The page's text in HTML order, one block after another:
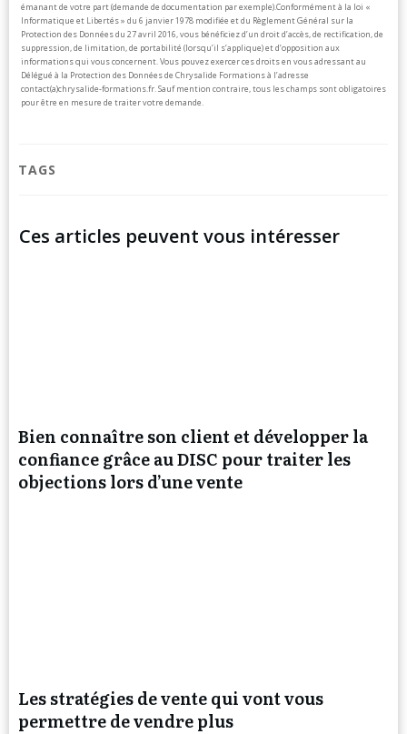
émanant de votre part (demande de documentation par exemple).Conformément à la loi «
Informatique et Libertés » du 6 janvier 1978 modifiée et du Règlement Général sur la
Protection des Données du 27 avril 2016, vous bénéficiez d’un droit d’accès, de rectification, de
suppression, de limitation, de portabilité (lorsqu’il s’applique) et d’opposition aux
informations qui vous concernent. Vous pouvez exercer ces droits en vous adressant au
Délégué à la Protection des Données de Chrysalide Formations à l’adresse
contact(a)chrysalide-formations.fr.Sauf mention contraire, tous les champs sont obligatoires
pour être en mesure de traiter votre demande.
TAGS
Ces articles peuvent vous intéresser
Bien connaître son client et développer la
confiance grâce au DISC pour traiter les
objections lors d’une vente
Les stratégies de vente qui vont vous
permettre de vendre plus